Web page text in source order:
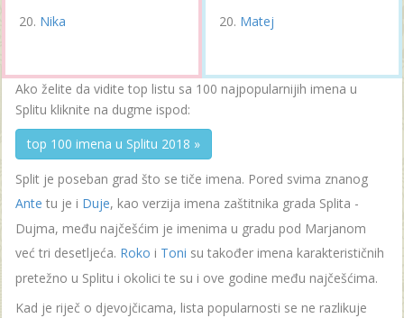
Nika Matej
Ako želite da vidite top listu sa 100 najpopularnijih imena u
Splitu kliknite na dugme ispod:
top 100 imena u Splitu 2018 »
Split je poseban grad što se tiče imena. Pored svima znanog
Ante tu je i Duje, kao verzija imena zaštitnika grada Splita -
Dujma, među najčešćim je imenima u gradu pod Marjanom
već tri desetljeća. Roko i Toni su također imena karakterističnih
pretežno u Splitu i okolici te su i ove godine među najčešćima.
Kad je riječ o djevojčicama, lista popularnosti se ne razlikuje